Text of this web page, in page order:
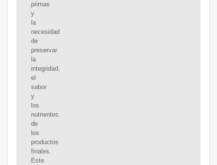
primas
y
la
necesidad
de
preservar
la
integridad,
el
sabor
y
los
nutrientes
de
los
productos
finales.
Este